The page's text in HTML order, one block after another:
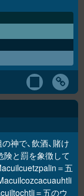
神で、飲酒、賭け
険と罰を象徴して
＝五
＝五のウ